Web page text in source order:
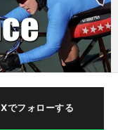
Xでフォローする